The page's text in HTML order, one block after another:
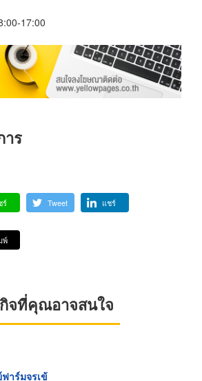
17:00
ร
ร์ Tweet แชร์
พ์
จที่คุณอาจสนใจ
าร์มจรเข้